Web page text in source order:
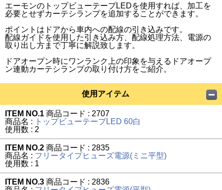
エーモンのトップビューテープLEDを使用すれば、加工を
必要とせずカーテシランプを追加することができます。
ポイントはドアから車内への配線の引き込みです。
配線ガイドを使用した引き込み方、配線処理方法、電源の
取り出し方まで丁寧に解説致します。
ドアオープン時にワンランク上の印象を与えるドアオープ
ン連動カーテシランプの取り付け方をご紹介。
使用アイテム
ITEM NO.1 商品コード : 2707
商品名 :
トップビューテープLED 60白
使用数 : 2
ITEM NO.2 商品コード : 2835
商品名 : フリータイプヒューズ電源(ミニ平型)
使用数 : 1
ITEM NO.3 商品コード : 2836